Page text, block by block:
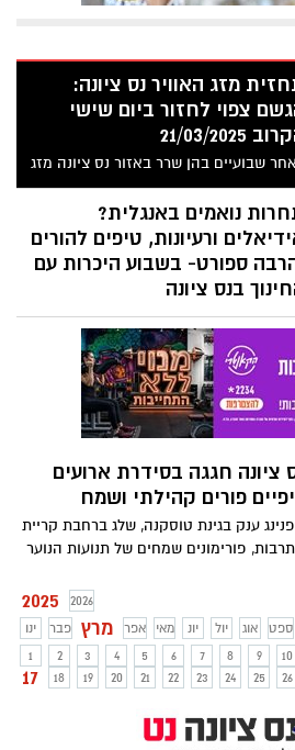
מזג האוויר נס ציונה:
צפוי לחזור ביום שישי
21/03/2025
שבועיים בהן שרר באזור נס ציונה מזג
אוויר אביבי, ביום שישי הקרוב, 21/03/2025,
לחזור הגשם לעיר. תחזית מזג אוויר
הקרובים בנס ציונה.
נואמים באנגלית?
ורעיונות, טיפים להורים
ספורט- בשבוע היכרות עם
בנס ציונה
של חינוך בנס ציונה שהתחיל היום מזמן
סדרת מפגשים עם צוותי החינוך הפועלים
הורי התלמידים בנס ציונה מוזמנים
חלק באירועים בהם יוכלו להכיר, לקחת
ולהיות שותפים בעשייה החינוכית של נס
ציונה חגגה בסידרת ארועים
פורים קהילתי ושמח
ענק בגינת טוסקנה, שלג ברחבת קריית
פורימונים שמחים של תנועות הנוער
2025
2026
ינו
פבר מרץ אפר מאי יונ יול אוג ספט
1
2 3 4 5 6 7 8 9 10
17 18 19 20 21 22 23 24 25 26